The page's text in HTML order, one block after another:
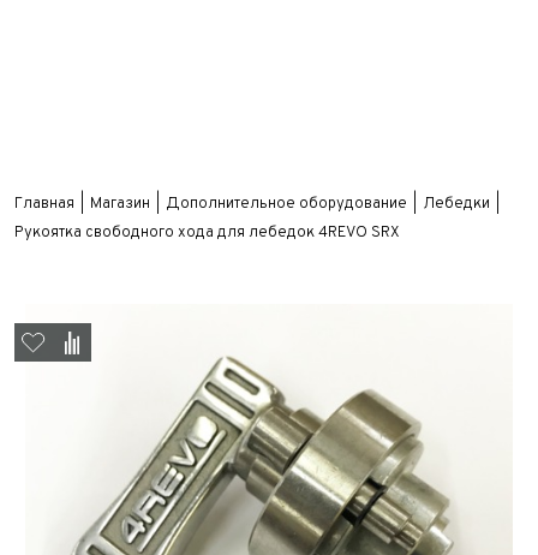
Главная Магазин Дополнительное оборудование
Лебедки
Рукоятка свободного хода для лебедок 4REVO SRX